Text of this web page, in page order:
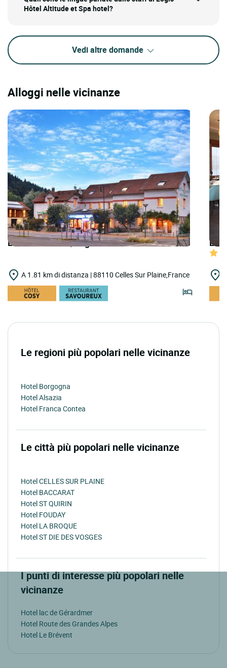
Hôtel Altitude et Spa hotel?
Vedi altre domande
Alloggi nelle vicinanze
LOGIS HOTELS | Logis Hôtel des Lacs
A 1.81 km di distanza | 88110 Celles Sur Plaine,France
Le regioni più popolari nelle vicinanze
Hotel Borgogna
Hotel Alsazia
Hotel Franca Contea
Le città più popolari nelle vicinanze
Hotel CELLES SUR PLAINE
Hotel BACCARAT
Hotel ST QUIRIN
Hotel FOUDAY
Hotel LA BROQUE
Hotel ST DIE DES VOSGES
I punti di interesse più popolari nelle
vicinanze
Hotel lac de Gérardmer
Hotel Route des Grandes Alpes
Hotel Le Brévent